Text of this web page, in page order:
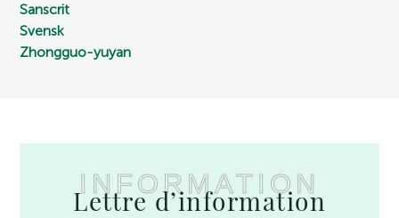
Sanscrit
Svensk
Zhongguo-yuyan
INFORMATION
Lettre d’information